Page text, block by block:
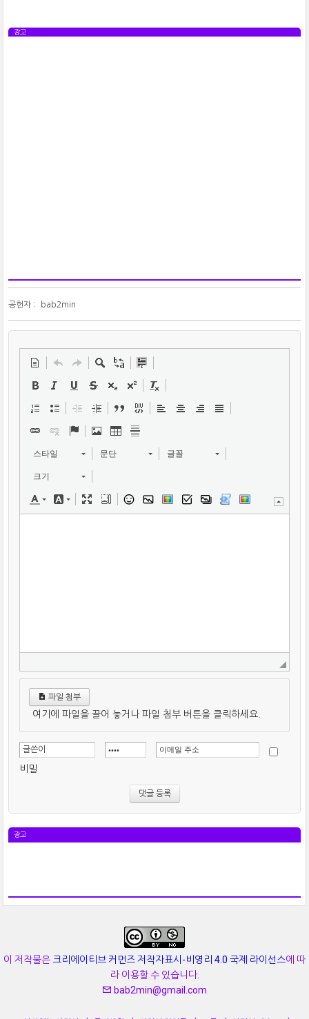
광고
공헌자 : bab2min
스타일 문단 글꼴
크기
파일 첨부
여기에 파일을 끌어 놓거나 파일 첨부 버튼을 클릭하세요.
비밀
광고
이 저작물은크리에이티브 커먼즈 저작자표시-비영리 4.0 국제 라이선스에 따
라 이용할 수 있습니다.
bab2min@gmail.com